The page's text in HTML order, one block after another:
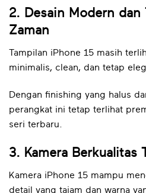
2. Desain Modern dan
Zaman
Tampilan iPhone 15 masih
minimalis, clean, dan tetap
Dengan finishing yang halus
perangkat ini tetap terlihat
seri terbaru.
3. Kamera Berkualitas
Kamera iPhone 15 mampu
detail yang tajam dan warna